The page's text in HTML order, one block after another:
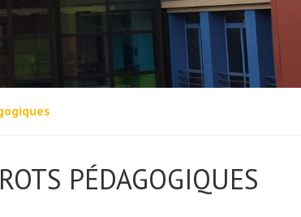
PÉDAGOGIQUES